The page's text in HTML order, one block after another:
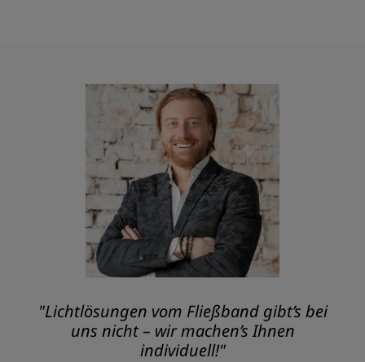
"Lichtlösungen vom Fließband gibt’s bei
uns nicht – wir machen’s Ihnen
individuell!"